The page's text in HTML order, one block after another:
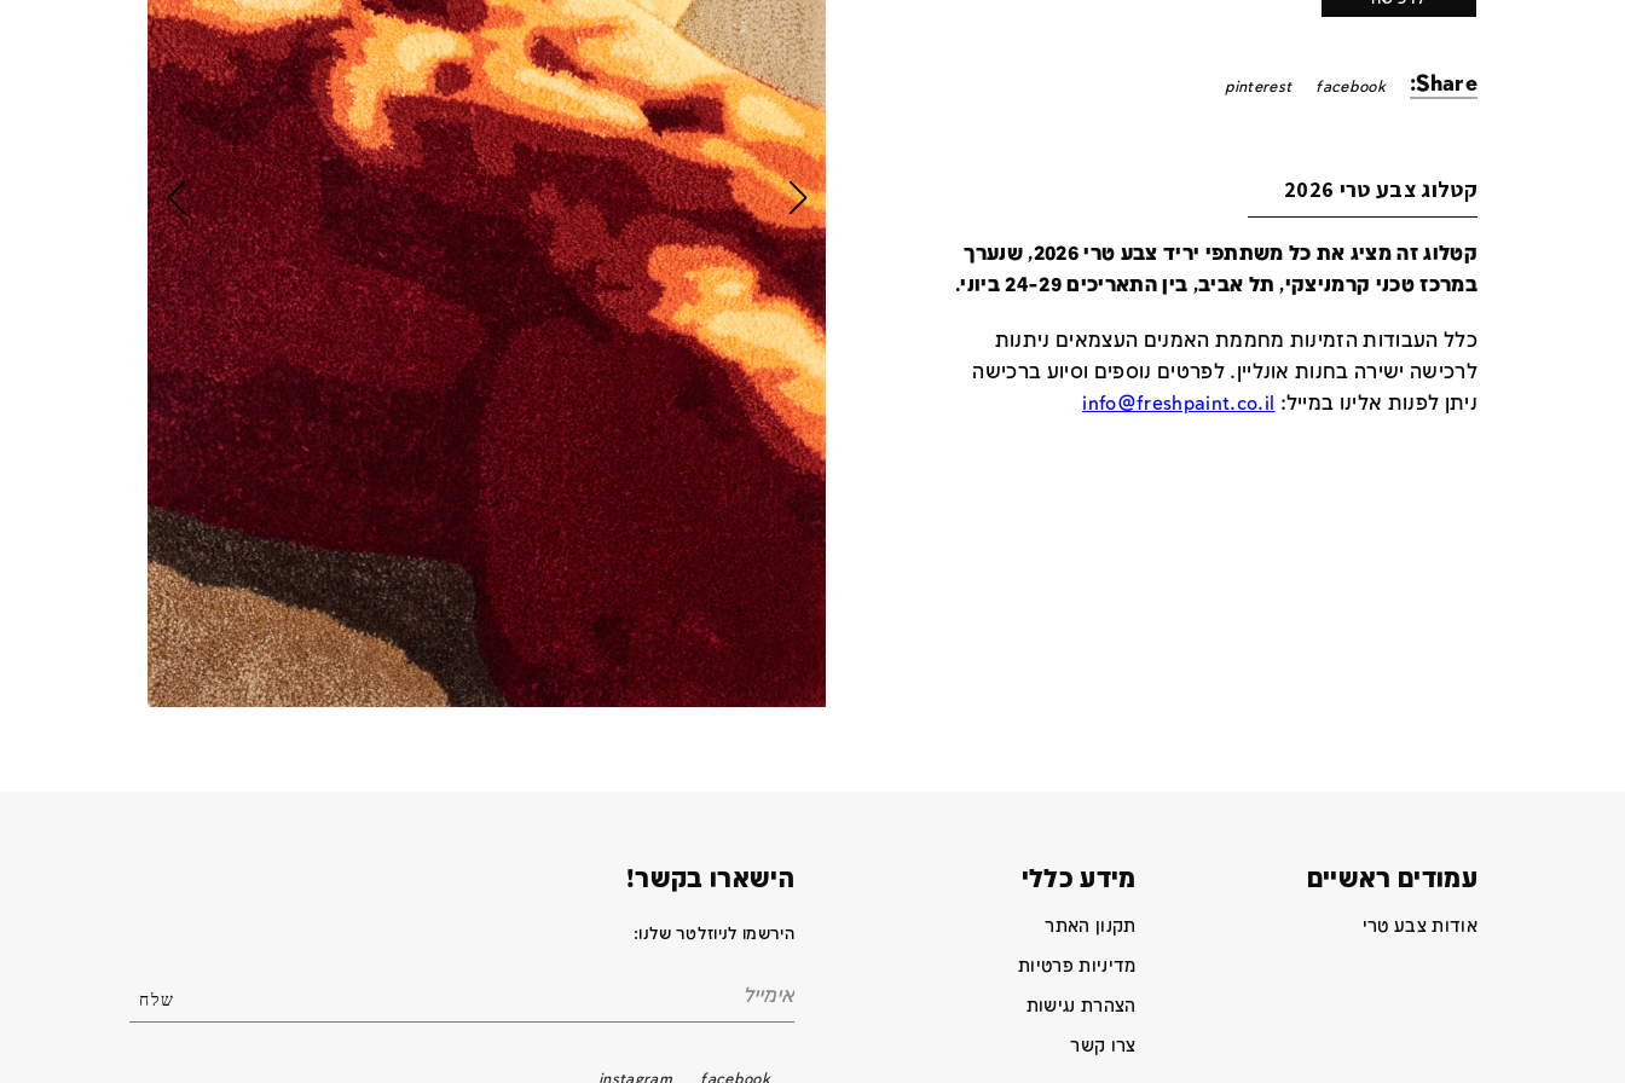
Share:
facebook
pinterest
קטלוג צבע טרי 2026
קטלוג זה מציג את כל משתתפי יריד צבע טרי 2026, שנערך
במרכז טכני קרמניצקי, תל אביב, בין התאריכים 24-29 ביוני.
כלל העבודות הזמינות מחממת האמנים העצמאים ניתנות
לרכישה ישירה בחנות אונליין.לפרטים נוספים וסיוע ברכישה
ניתן לפנות אלינו במייל:
info@freshpaint.co.il
עמודים ראשיים
אודות צבע טרי
מידע כללי
תקנון האתר
מדיניות פרטיות
הצהרת נגישות
צרו קשר
הישארו בקשר!
הירשמו לניוזלטר שלנו:
facebook
instagram